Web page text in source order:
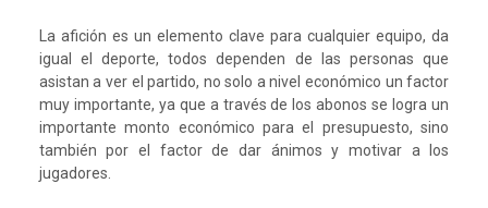
La afición es un elemento clave para cualquier equipo, da
igual el deporte, todos dependen de las personas que
asistan a ver el partido, no solo a nivel económico un factor
muy importante, ya que a través de los abonos se logra un
importante monto económico para el presupuesto, sino
también por el factor de dar ánimos y motivar a los
jugadores.